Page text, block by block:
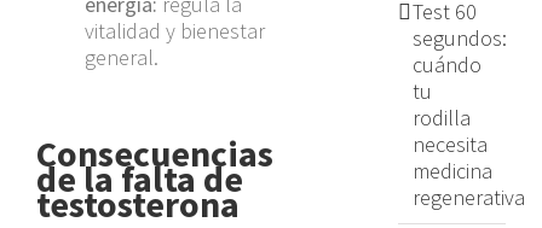
vitalidad y bienestar
general.
Consecuencias
de la falta de
testosterona
Test 60
segundos:
cuándo
tu
rodilla
necesita
medicina
regenerativa